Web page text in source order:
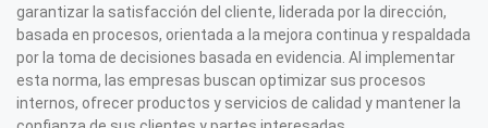
garantizar la satisfacción del cliente, liderada por la dirección,
basada en procesos, orientada a la mejora continua y respaldada
por la toma de decisiones basada en evidencia. Al implementar
esta norma, las empresas buscan optimizar sus procesos
internos, ofrecer productos y servicios de calidad y mantener la